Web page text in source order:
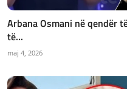
Arbana Osmani në qendër
të...
maj 4, 2026